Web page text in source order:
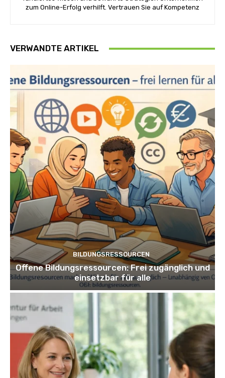
zum Online-Erfolg verhilft. Vertrauen Sie auf Kompetenz
VERWANDTE ARTIKEL
BILDUNGSRESSOURCEN
Offene Bildungsressourcen: Frei zugänglich und
einsetzbar für alle